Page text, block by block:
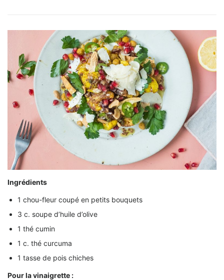
Ingrédients
1 chou-fleur coupé en petits bouquets
3 c. soupe d’huile d’olive
1 thé cumin
1 c. thé curcuma
1 tasse de pois chiches
Pour la vinaigrette :